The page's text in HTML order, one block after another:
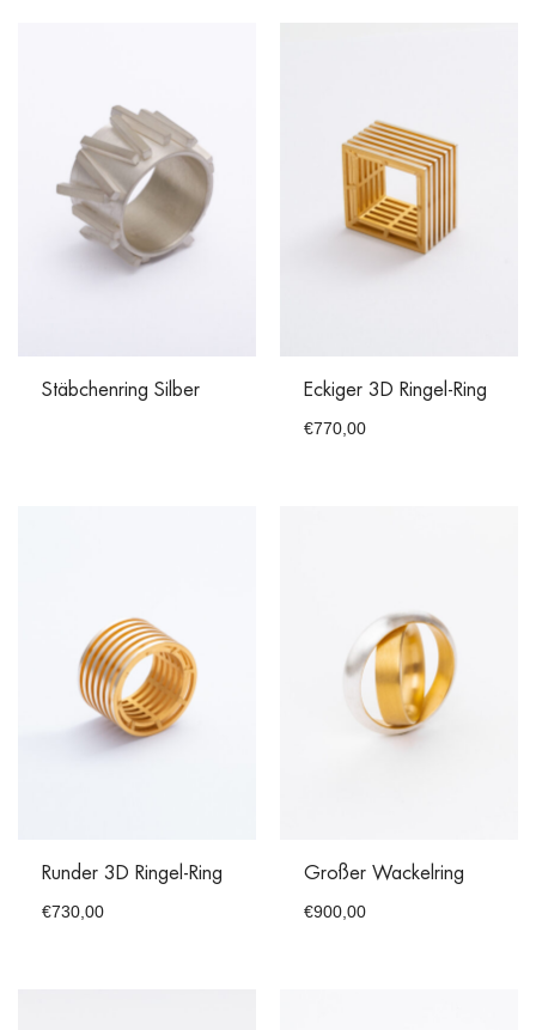
Stäbchenring Silber
Eckiger 3D Ringel-Ring
€770,00
Runder 3D Ringel-Ring
€730,00
Großer Wackelring
€900,00